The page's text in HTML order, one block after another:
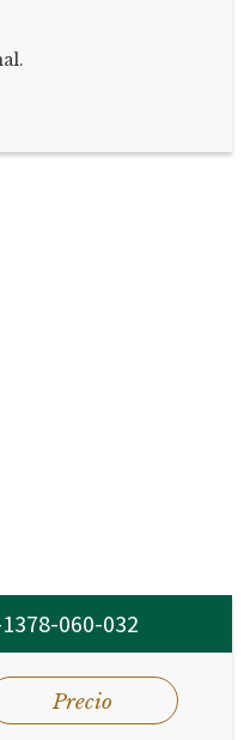
1378-060-032
Precio